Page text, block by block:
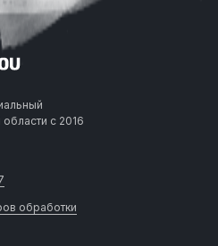
с 2016
обработки